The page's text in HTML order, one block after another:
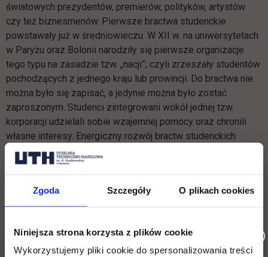
Zgoda Szczegóły O plikach cookies
Niniejsza strona korzysta z plików cookie
Wykorzystujemy pliki cookie do spersonalizowania treści
światowych prezydentów, premierów, polityków, artystów
czy też biznesmenów. Pierwsze bractwa studenckie
powstawały już w średniowieczu. W XII w. na uniwersytetach
w Paryżu oraz Bolonii narodziły się pierwsze organizacje
tego typu na zasadzie tzw. „nacji”, czyli zrzeszały studentów
pochodzących z jednego kraju lub prowincji. Do bractwa nie
można było się zapisać, a jedynie można było zostać
zaproszonym. Studenci zintegrowani wokół jednej tzw.
korporacji udzielali sobie wzajemnej pomocy oraz chronili
własne interesy. Energiczny rozwój bractw studenckich
nastąpił dopiero w XIX wieku. Zaczęła pojawiać się wówczas
ich własna symbolika oraz stopnie tzw. „wtajemniczenia””.
Ten i inne wpisy naszego wykładowcy gen. broni prof. dr.
można znaleźć
tadeuszjemiolo.natemat.pl